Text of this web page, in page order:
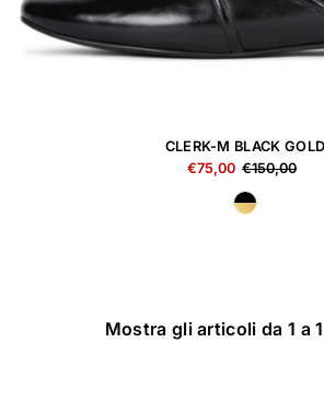
CLERK-M BLACK GOLD
€75,00 €150,00
Mostra gli articoli da 1 a